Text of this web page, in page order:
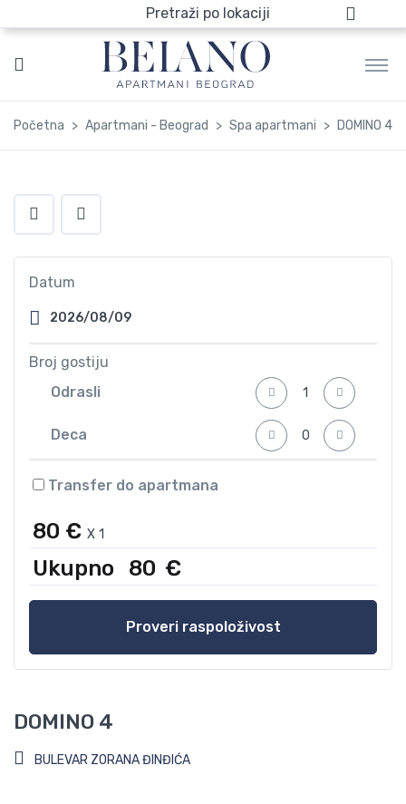
Pretraži po lokaciji
Početna Apartmani - Beograd Spa apartmani DOMINO 4
DOMINO 4
BULEVAR ZORANA ĐINĐIĆA
Datum
Broj gostiju
Odrasli
Deca
Transfer do apartmana
80 € X 1
Ukupno 80 €
Proveri raspoloživost